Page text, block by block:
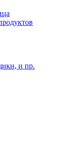
и пр.